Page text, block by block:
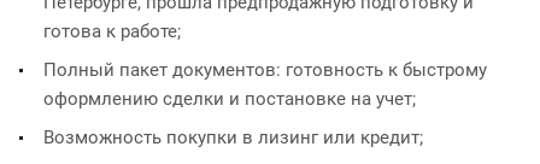
готова к работе;
Полный пакет документов: готовность к быстрому
оформлению сделки и постановке на учет;
Возможность покупки в лизинг или кредит;